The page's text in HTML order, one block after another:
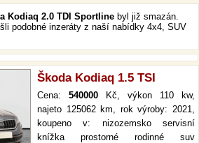
Kodiaq 2.0 TDI Sportline byl již smazán.
podobné inzeráty z naší nabídky 4x4, SUV
Škoda Kodiaq 1.5 TSI
Cena: 540000 Kč, výkon 110 kw,
najeto 125062 km, rok výroby: 2021,
koupeno v: nizozemsko servisní
knížka prostorné rodinné suv